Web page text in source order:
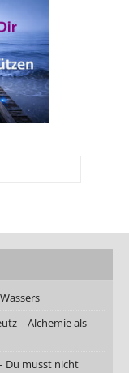
– Alchemie als
Du musst nicht